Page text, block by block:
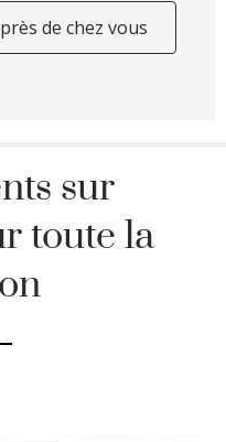
de chez vous
sur
toute la